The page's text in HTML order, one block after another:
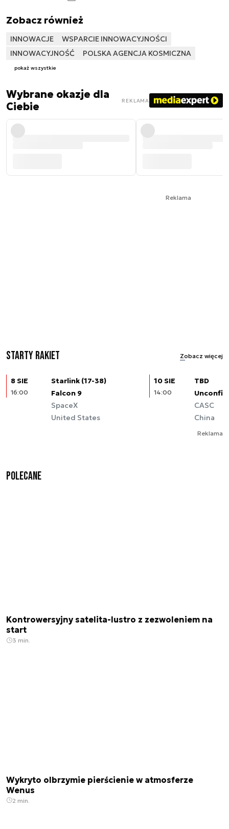
Zobacz również
INNOWACJE
WSPARCIE INNOWACYJNOŚCI
INNOWACYJNOŚĆ
POLSKA AGENCJA KOSMICZNA
pokaż wszystkie
Wybrane okazje dla
Ciebie
REKLAMA
Reklama
Starty rakiet Zobacz więcej
8 SIE
16:00
Starlink (17-38)
Falcon 9
SpaceX
United States
10 SIE
14:00
TBD
CASC
China
Reklama
Polecane
Kontrowersyjny satelita-lustro z zezwoleniem na
start
3 min.
Wykryto olbrzymie pierścienie w atmosferze
Wenus
2 min.